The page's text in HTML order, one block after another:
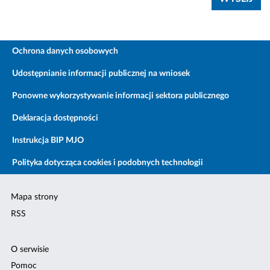
Ochrona danych osobowych
Udostępnianie informacji publicznej na wniosek
Ponowne wykorzystywanie informacji sektora publicznego
Deklaracja dostępności
Instrukcja BIP MJO
Polityka dotycząca cookies i podobnych technologii
Mapa strony
RSS
O serwisie
Pomoc